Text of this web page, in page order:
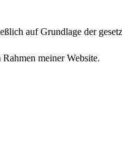
auf Grundlage der
meiner Website.